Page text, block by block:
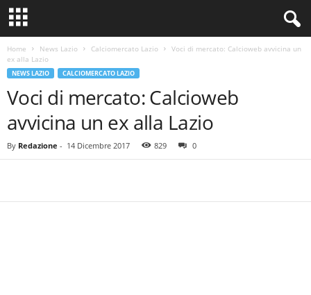
Home News Lazio Calciomercato Lazio
Voci di mercato: Calcioweb avvicina un
ex alla Lazio
NEWS LAZIO CALCIOMERCATO LAZIO
Voci di mercato: Calcioweb
avvicina un ex alla Lazio
By Redazione - 14 Dicembre 2017 829 0